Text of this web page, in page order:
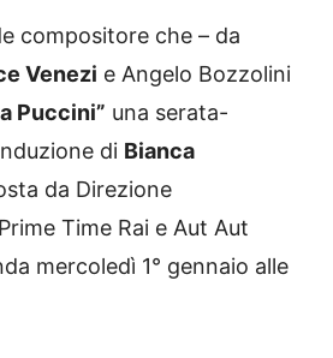
compositore che – da
Venezi e Angelo Bozzolini
Puccini” una serata-
di Bianca
da Direzione
Time Rai e Aut Aut
mercoledì 1° gennaio alle